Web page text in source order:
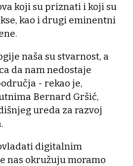
koji su priznati i koji su
kao i drugi eminentni
naša su stvarnost, a
da nam nedostaje
- rekao je,
Bernard Gršić,
ureda za razvoj
digitalnim
nas okružuju moramo